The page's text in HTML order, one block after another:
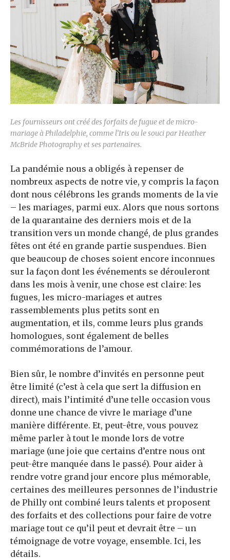
Les fournisseurs ont créé des forfaits de fugue et de micro-
mariage à Philadelphie, comme l’Iris ou le souci par Heather
McBride Photography et ses partenaires.
La pandémie nous a obligés à repenser de
nombreux aspects de notre vie, y compris la façon
dont nous célébrons les grands moments de la vie
– les mariages, parmi eux. Alors que nous sortons
de la quarantaine des derniers mois et de la
transition vers un monde changé, de plus grandes
fêtes ont été en grande partie suspendues. Bien
que beaucoup de choses soient encore inconnues
sur la façon dont les événements se dérouleront
dans les mois à venir, une chose est claire: les
fugues, les micro-mariages et autres
rassemblements plus petits sont en
augmentation, et ils, comme leurs plus grands
homologues, sont également de belles
commémorations de l’amour.
Bien sûr, le nombre d’invités en personne peut
être limité (c’est à cela que sert la diffusion en
direct), mais l’intimité d’une telle occasion vous
donne une chance de vivre le mariage d’une
manière différente. Et, peut-être, vous pouvez
même parler à tout le monde lors de votre
mariage (une joie que certains d’entre nous ont
peut-être manquée dans le passé). Pour aider à
rendre votre grand jour encore plus mémorable,
certaines des meilleures personnes de l’industrie
de Philly ont combiné leurs talents et proposent
des forfaits et des collections pour faire de votre
mariage tout ce qu’il peut et devrait être – un
témoignage de votre voyage, ensemble. Ici, les
détails.